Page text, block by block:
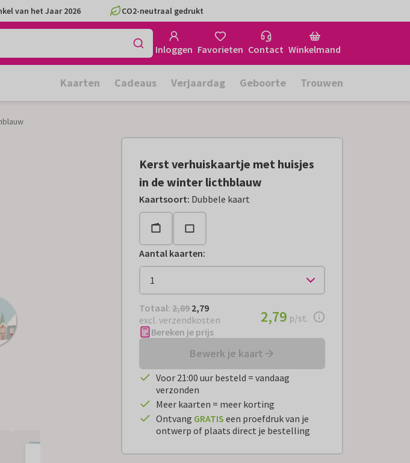
van het Jaar 2026 CO2-neutraal gedrukt
Inloggen Favorieten Contact Winkelmand
Kaarten Cadeaus Verjaardag Geboorte Trouwen
Kerst verhuiskaartje met huisjes
in de winter licthblauw
Kaartsoort: Dubbele kaart
Aantal kaarten:
Totaal: € 2,79
Totaal: 2,89 2,79
excl. verzendkosten
€ 2,79per stuk
2,79 p/st.
Bereken je prijs
Bewerk je kaart
Voor 21:00 uur besteld = vandaag
verzonden
Meer kaarten = meer korting
Ontvang GRATIS een proefdruk van je
ontwerp of plaats direct je bestelling